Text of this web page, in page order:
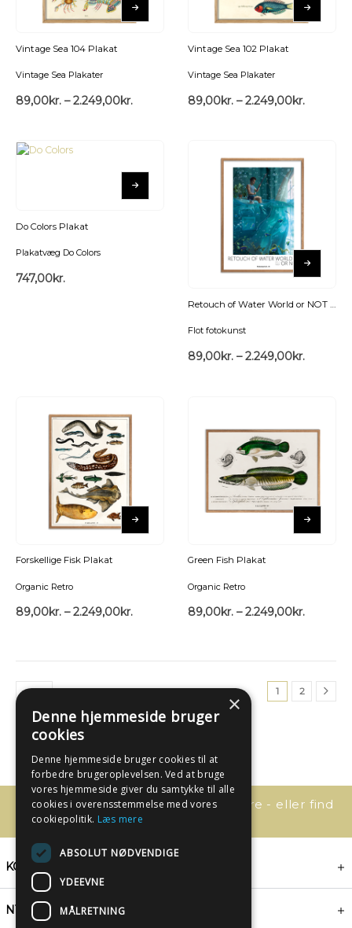
Vintage Sea 104 Plakat
Vintage Sea Plakater
89,00kr. – 2.249,00kr.
Vintage Sea 102 Plakat
Vintage Sea Plakater
89,00kr. – 2.249,00kr.
Do Colors Plakat
Plakatvæg Do Colors
747,00kr.
Retouch of Water World or NOT Plakat
Flot fotokunst
89,00kr. – 2.249,00kr.
Forskellige Fisk Plakat
Organic Retro
89,00kr. – 2.249,00kr.
Green Fish Plakat
Organic Retro
89,00kr. – 2.249,00kr.
1 2
Har du spørgsmål, så kontakt os bare - eller find
svaret her:
KONTAKT
NYHEDSBREV
×
Denne hjemmeside bruger
cookies
Denne hjemmeside bruger cookies til at
forbedre brugeroplevelsen. Ved at bruge
vores hjemmeside giver du samtykke til alle
cookies i overensstemmelse med vores
cookiepolitik. Læs mere
ABSOLUT NØDVENDIGE
YDEEVNE
MÅLRETNING